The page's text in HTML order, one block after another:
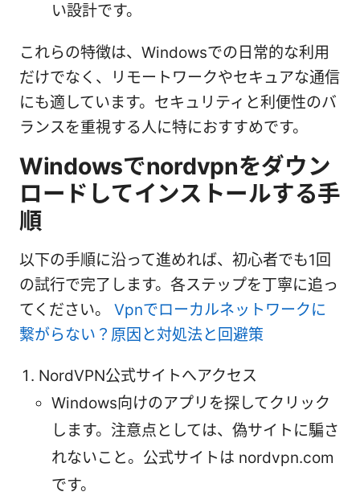
い設計です。
これらの特徴は、Windowsでの日常的な利用
だけでなく、リモートワークやセキュアな通信
にも適しています。セキュリティと利便性のバ
ランスを重視する人に特におすすめです。
Windowsでnordvpnをダウン
ロードしてインストールする手
順
以下の手順に沿って進めれば、初心者でも1回
の試行で完了します。各ステップを丁寧に追っ
てください。 Vpnでローカルネットワークに
繋がらない？原因と対処法と回避策
NordVPN公式サイトへアクセス
Windows向けのアプリを探してクリック
します。注意点としては、偽サイトに騙さ
れないこと。公式サイトは nordvpn.com
です。